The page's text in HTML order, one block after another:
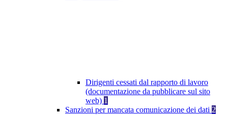
Dirigenti cessati dal rapporto di lavoro
(documentazione da pubblicare sul sito
web) 1
Sanzioni per mancata comunicazione dei dati 2